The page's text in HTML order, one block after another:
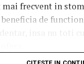
frecvent in
beneficia de